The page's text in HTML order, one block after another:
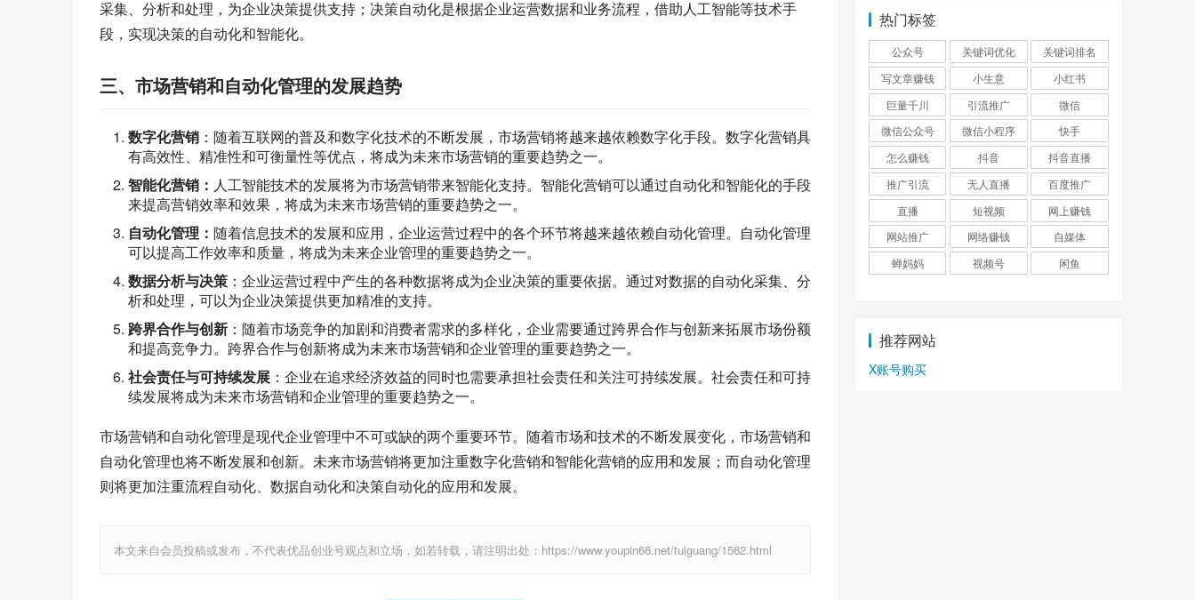
采集、分析和处理，为企业决策提供支持；决策自动化是根据企业运营数据和业务流程，借助人工智能等技术手
段，实现决策的自动化和智能化。
三、市场营销和自动化管理的发展趋势
数字化营销 ：随着互联网的普及和数字化技术的不断发展，市场营销将越来越依赖数字化手段。数字化营销具
有高效性、精准性和可衡量性等优点，将成为未来市场营销的重要趋势之一。
智能化营销： 人工智能技术的发展将为市场营销带来智能化支持。智能化营销可以通过自动化和智能化的手段
来提高营销效率和效果，将成为未来市场营销的重要趋势之一。
自动化管理： 随着信息技术的发展和应用，企业运营过程中的各个环节将越来越依赖自动化管理。自动化管理
可以提高工作效率和质量，将成为未来企业管理的重要趋势之一。
数据分析与决策 ：企业运营过程中产生的各种数据将成为企业决策的重要依据。通过对数据的自动化采集、分
析和处理，可以为企业决策提供更加精准的支持。
跨界合作与创新 ：随着市场竞争的加剧和消费者需求的多样化，企业需要通过跨界合作与创新来拓展市场份额
和提高竞争力。跨界合作与创新将成为未来市场营销和企业管理的重要趋势之一。
社会责任与可持续发展 ：企业在追求经济效益的同时也需要承担社会责任和关注可持续发展。社会责任和可持
续发展将成为未来市场营销和企业管理的重要趋势之一。
市场营销和自动化管理是现代企业管理中不可或缺的两个重要环节。随着市场和技术的不断发展变化，市场营销和
自动化管理也将不断发展和创新。未来市场营销将更加注重数字化营销和智能化营销的应用和发展；而自动化管理
则将更加注重流程自动化、数据自动化和决策自动化的应用和发展。
本文来自会员投稿或发布，不代表优品创业号观点和立场，如若转载，请注明出处：https://www.youpin66.net/tuiguang/1562.html
热门标签
公众号 关键词优化
关键词排名
写文章赚钱
小生意
小红书
巨量千川
引流推广
微信
微信公众号
微信小程序
快手
怎么赚钱
抖音
抖音直播
推广引流
无人直播
百度推广
直播
短视频
网上赚钱
网站推广
网络赚钱
自媒体
蝉妈妈
视频号 闲鱼
推荐网站
X账号购买